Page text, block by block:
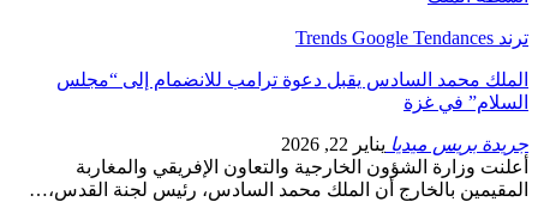
ترند Trends Google Tendances
الملك محمد السادس يقبل دعوة ترامب للانضمام إلى “مجلس
السلام” في غزة
جريدة بريس ميديا يناير 22, 2026
أعلنت وزارة الشؤون الخارجية والتعاون الإفريقي والمغاربة
المقيمين بالخارج أن الملك محمد السادس، رئيس لجنة القدس،…